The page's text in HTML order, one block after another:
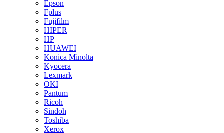
Epson
Fplus
Fujifilm
HIPER
HP
HUAWEI
Konica Minolta
Kyocera
Lexmark
OKI
Pantum
Ricoh
Sindoh
Toshiba
Xerox